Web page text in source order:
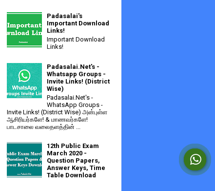
Padasalai's
Important Download
Links!
Important Download
Links!
Padasalai.Net's -
Whatsapp Groups -
Invite Links! (District
Wise)
Padasalai.Net's -
WhatsApp Groups -
Invite Links! (District Wise) அன்புள்ள
ஆசிரியர்களே! & மாணவர்களே!
பாடசாலை வலைதளத்தின் ...
12th Public Exam
March 2020 -
Question Papers,
Answer Keys, Time
Table Download